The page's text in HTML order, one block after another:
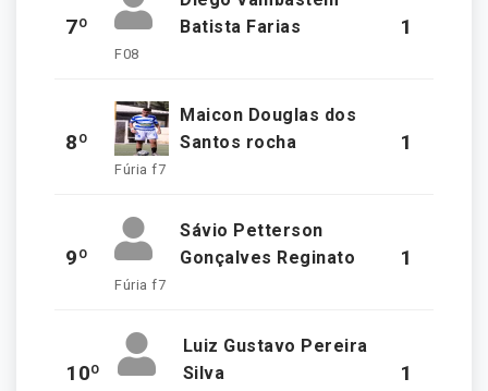
7º
Batista Farias
F08
1
8º
Maicon Douglas dos
Santos rocha
Fúria f7
1
9º
Sávio Petterson
Gonçalves Reginato
Fúria f7
1
10º
Luiz Gustavo Pereira
Silva
1